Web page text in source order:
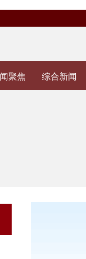
聚焦 综合新闻